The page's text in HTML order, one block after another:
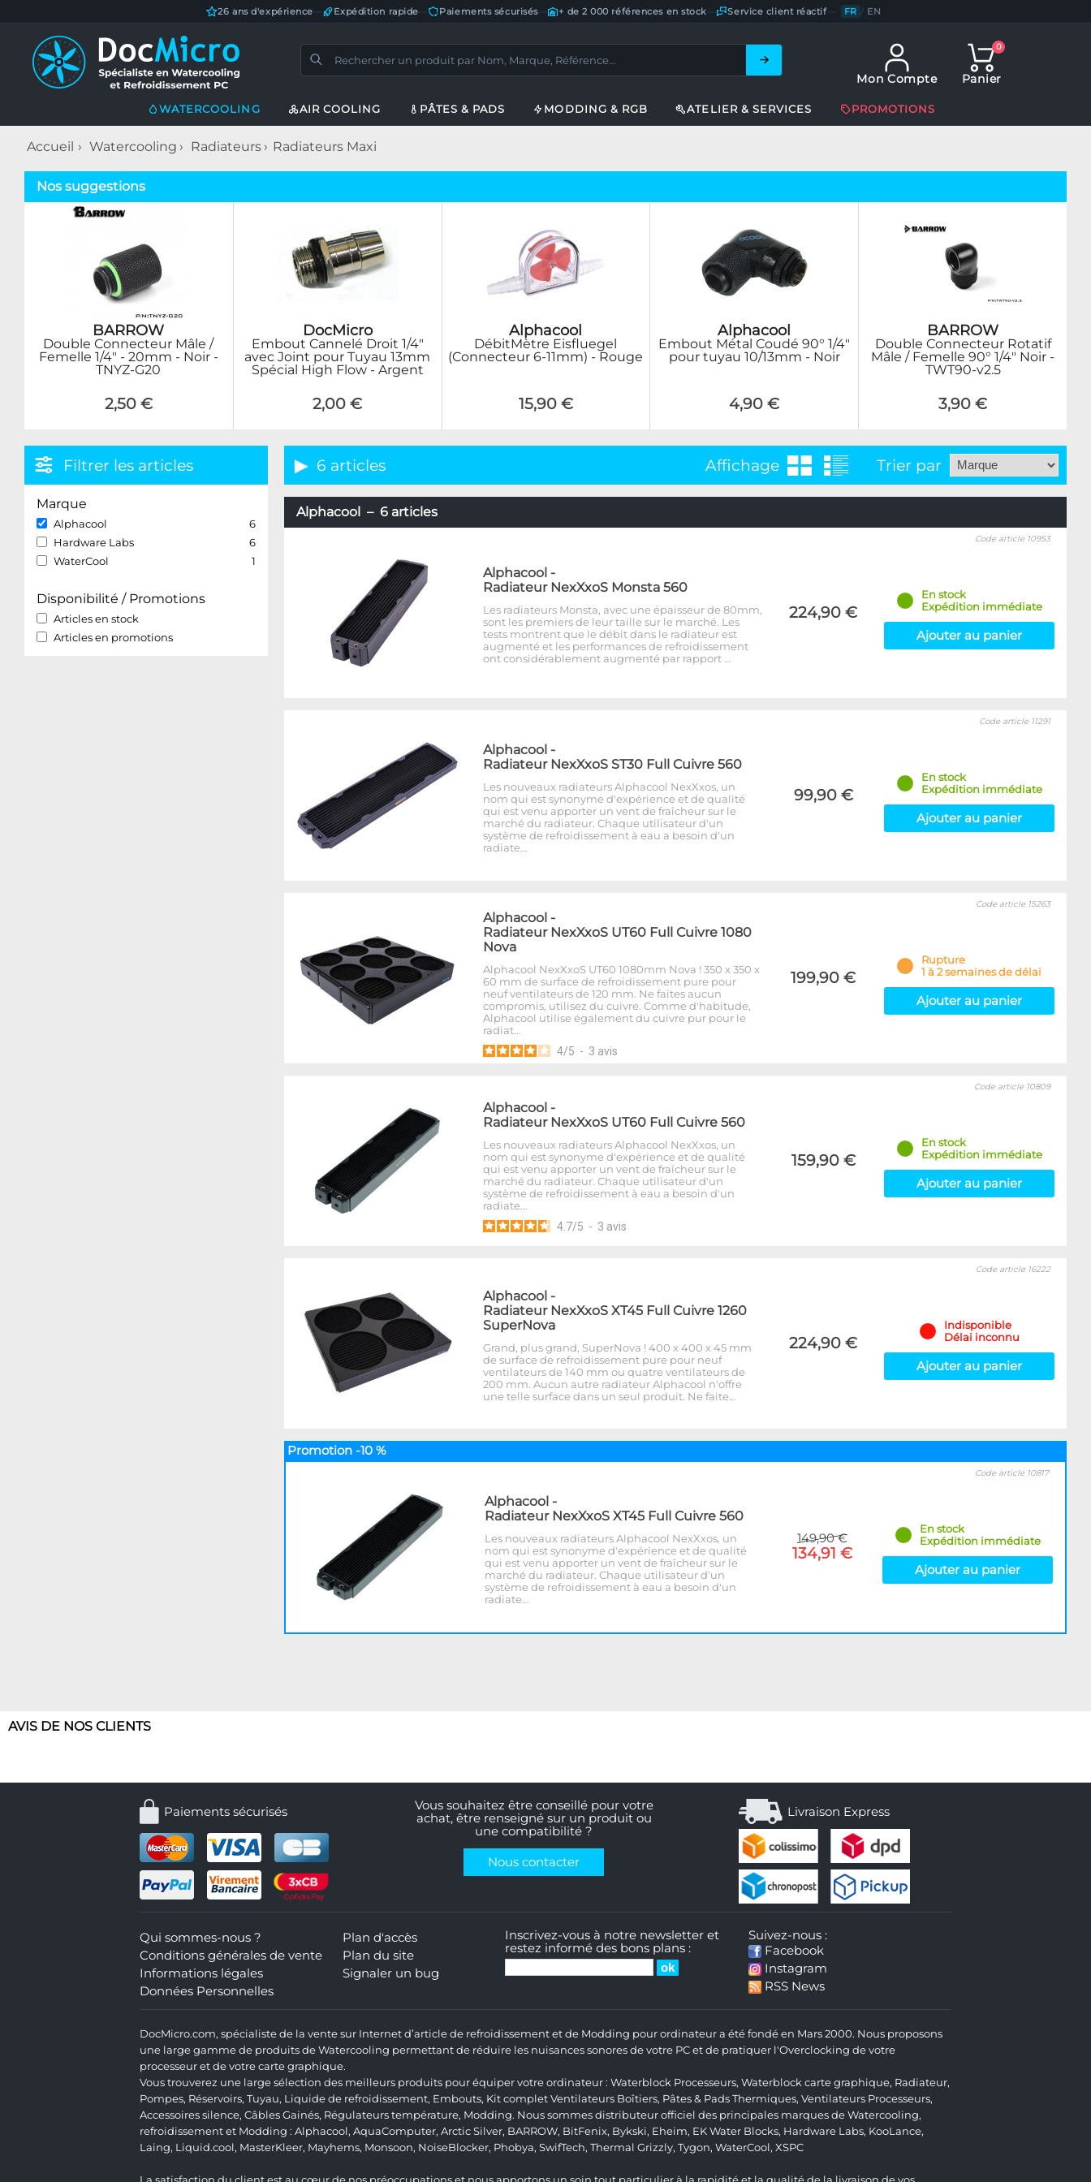
26 ans d'expérience Expédition rapide Paiements sécurisés— + de 2 000 références en stock Service client réactif— FR / EN
Mon Compte
0
Panier
WATERCOOLING AIR COOLING PÂTES & PADS MODDING & RGB ATELIER & SERVICES PROMOTIONS
Accueil Watercooling Radiateurs Radiateurs Maxi
Nos suggestions
BARROW
Double Connecteur Mâle /
Femelle 1/4" - 20mm - Noir -
TNYZ-G20
2,50 €
DocMicro
Embout Cannelé Droit 1/4"
avec Joint pour Tuyau 13mm
Spécial High Flow - Argent
2,00 €
Alphacool
DébitMètre Eisfluegel
(Connecteur 6-11mm) - Rouge
15,90 €
Alphacool
Embout Métal Coudé 90° 1/4"
pour tuyau 10/13mm - Noir
4,90 €
BARROW
Double Connecteur Rotatif
Mâle / Femelle 90° 1/4" Noir -
TWT90-v2.5
3,90 €
Filtrer les articles
Marque
Alphacool
6
Hardware Labs
6
WaterCool
1
Disponibilité / Promotions
Articles en stock
Articles en promotions
6 articles Affichage Trier par
Alphacool – 6 articles
Alphacool -
Radiateur NexXxoS Monsta 560
Les radiateurs Monsta, avec une épaisseur de 80mm,
sont les premiers de leur taille sur le marché. Les
tests montrent que le débit dans le radiateur est
augmenté et les performances de refroidissement
ont considérablement augmenté par rapport …
224,90 €
Code article 10953
En stock
Expédition immédiate
Ajouter au panier
Alphacool -
Radiateur NexXxoS ST30 Full Cuivre 560
Les nouveaux radiateurs Alphacool NexXxos, un
nom qui est synonyme d'expérience et de qualité
qui est venu apporter un vent de fraîcheur sur le
marché du radiateur. Chaque utilisateur d'un
système de refroidissement à eau a besoin d'un
radiate…
99,90 €
Code article 11291
En stock
Expédition immédiate
Ajouter au panier
Alphacool -
Radiateur NexXxoS UT60 Full Cuivre 1080
Nova
Alphacool NexXxoS UT60 1080mm Nova ! 350 x 350 x
60 mm de surface de refroidissement pure pour
neuf ventilateurs de 120 mm. Ne faites aucun
compromis, utilisez du cuivre. Comme d'habitude,
Alphacool utilise également du cuivre pur pour le
radiat…
4/5 - 3 avis
199,90 €
Code article 15263
Rupture
1 à 2 semaines de délai
Ajouter au panier
Alphacool -
Radiateur NexXxoS UT60 Full Cuivre 560
Les nouveaux radiateurs Alphacool NexXxos, un
nom qui est synonyme d'expérience et de qualité
qui est venu apporter un vent de fraîcheur sur le
marché du radiateur. Chaque utilisateur d'un
système de refroidissement à eau a besoin d'un
radiate…
4.7/5 - 3 avis
159,90 €
Code article 10809
En stock
Expédition immédiate
Ajouter au panier
Alphacool -
Radiateur NexXxoS XT45 Full Cuivre 1260
SuperNova
Grand, plus grand, SuperNova ! 400 x 400 x 45 mm
de surface de refroidissement pure pour neuf
ventilateurs de 140 mm ou quatre ventilateurs de
200 mm. Aucun autre radiateur Alphacool n'offre
une telle surface dans un seul produit. Ne faite…
224,90 €
Code article 16222
Indisponible
Délai inconnu
Ajouter au panier
Promotion -10 %
Alphacool -
Radiateur NexXxoS XT45 Full Cuivre 560
Les nouveaux radiateurs Alphacool NexXxos, un
nom qui est synonyme d'expérience et de qualité
qui est venu apporter un vent de fraîcheur sur le
marché du radiateur. Chaque utilisateur d'un
système de refroidissement à eau a besoin d'un
radiate…
149,90 €
134,91 €
Code article 10817
En stock
Expédition immédiate
Ajouter au panier
AVIS DE NOS CLIENTS
Paiements sécurisés
Vous souhaitez être conseillé pour votre
achat, être renseigné sur un produit ou
une compatibilité ?
Nous contacter
Livraison Express
Qui sommes-nous ?
Conditions générales de vente
Informations légales
Données Personnelles
Plan d'accès
Plan du site
Signaler un bug
Inscrivez-vous à notre newsletter et
restez informé des bons plans :
Suivez-nous :
Facebook
Instagram
RSS News
DocMicro.com, spécialiste de la vente sur Internet d’article de refroidissement et de Modding pour ordinateur a été fondé en Mars 2000. Nous proposons
une large gamme de produits de Watercooling permettant de réduire les nuisances sonores de votre PC et de pratiquer l'Overclocking de votre
processeur et de votre carte graphique.
Vous trouverez une large sélection des meilleurs produits pour équiper votre ordinateur : Waterblock Processeurs, Waterblock carte graphique, Radiateur,
Pompes, Réservoirs, Tuyau, Liquide de refroidissement, Embouts, Kit complet Ventilateurs Boîtiers, Pâtes & Pads Thermiques, Ventilateurs Processeurs,
Accessoires silence, Câbles Gainés, Régulateurs température, Modding. Nous sommes distributeur officiel des principales marques de Watercooling,
refroidissement et Modding : Alphacool, AquaComputer, Arctic Silver, BARROW, BitFenix, Bykski, Eheim, EK Water Blocks, Hardware Labs, KooLance,
Laing, Liquid.cool, MasterKleer, Mayhems, Monsoon, NoiseBlocker, Phobya, SwifTech, Thermal Grizzly, Tygon, WaterCool, XSPC